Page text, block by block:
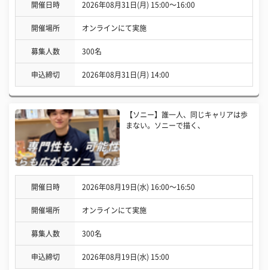
開催日時 2026年08月31日(月) 15:00〜16:00
開催場所 オンラインにて実施
募集人数 300名
申込締切 2026年08月31日(月) 14:00
【ソニー】誰一人、同じキャリアは歩
まない。ソニーで描く、
開催日時 2026年08月19日(水) 16:00〜16:50
開催場所 オンラインにて実施
募集人数 300名
申込締切 2026年08月19日(水) 15:00